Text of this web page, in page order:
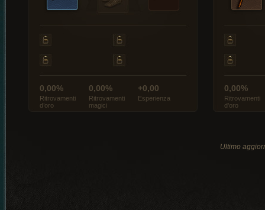
0,00%
Ritrovamenti
d’oro
0,00%
Ritrovamenti
magici
+0,00
Esperienza
0,00%
Ritrovamenti
d’oro
Ultimo